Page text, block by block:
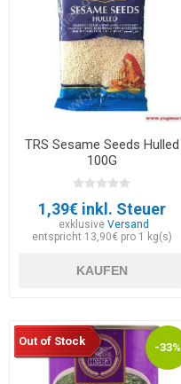
TRS Sesame Seeds Hulled
100G
1,39€ inkl. Steuer
exklusiveVersand
entspricht 13,90€ pro 1 kg(s)
KAUFEN
-33%
Out of Stock